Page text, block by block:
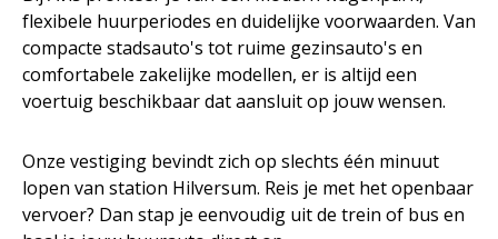
flexibele huurperiodes en duidelijke voorwaarden. Van
compacte stadsauto's tot ruime gezinsauto's en
comfortabele zakelijke modellen, er is altijd een
voertuig beschikbaar dat aansluit op jouw wensen.
Onze vestiging bevindt zich op slechts één minuut
lopen van station Hilversum. Reis je met het openbaar
vervoer? Dan stap je eenvoudig uit de trein of bus en